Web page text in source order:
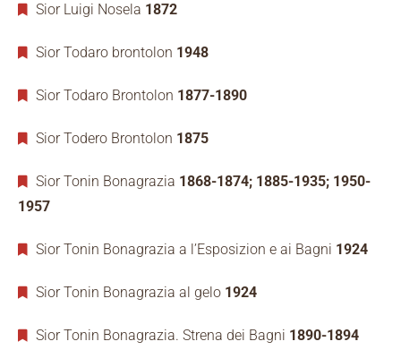
Sior Luigi Nosela 1872
Sior Todaro brontolon 1948
Sior Todaro Brontolon 1877-1890
Sior Todero Brontolon 1875
Sior Tonin Bonagrazia 1868-1874; 1885-1935; 1950-
1957
Sior Tonin Bonagrazia a l’Esposizion e ai Bagni 1924
Sior Tonin Bonagrazia al gelo 1924
Sior Tonin Bonagrazia. Strena dei Bagni 1890-1894